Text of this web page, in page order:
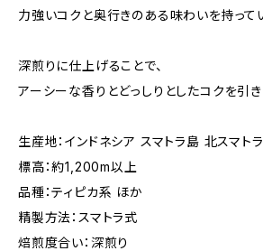
力強いコクと奥行きのある味わいを持って
深煎りに仕上げることで、
アーシーな香りとどっしりとしたコクを引き
生産地：インドネシア スマトラ島 北スマト
標高：約1,200m以上
品種：ティピカ系 ほか
精製方法：スマトラ式
焙煎度合い：深煎り